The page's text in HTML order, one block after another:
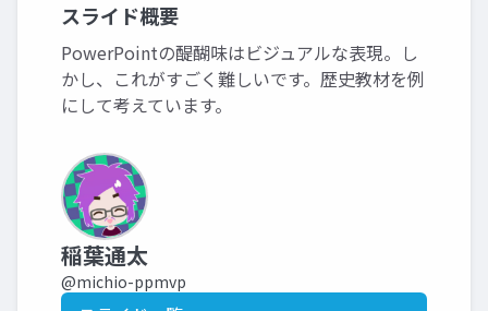
スライド概要
PowerPointの醍醐味はビジュアルな表現。し
かし、これがすごく難しいです。歴史教材を例
にして考えています。
稲葉通太
@michio-ppmvp